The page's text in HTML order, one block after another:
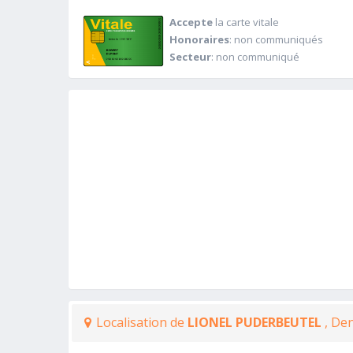
Acceptela carte vitale
Honoraires: non communiqués
Secteur: non communiqué
Localisation de LIONEL PUDERBEUTEL ,